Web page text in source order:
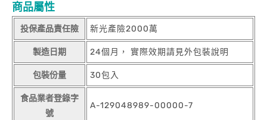
商品屬性
投保產品責任險 新光產險2000萬
製造日期 24個月， 實際效期請見外包裝說明
包裝份量 30包入
食品業者登錄字
號
A-129048989-00000-7